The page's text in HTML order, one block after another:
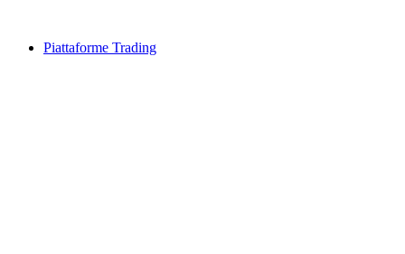
Piattaforme Trading